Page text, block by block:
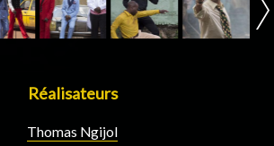
Réalisateurs
Thomas Ngijol